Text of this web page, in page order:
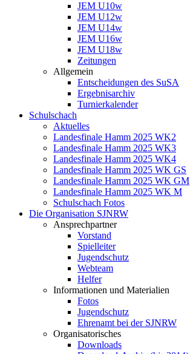
JEM U10w
JEM U12w
JEM U14w
JEM U16w
JEM U18w
Zeitungen
Allgemein
Entscheidungen des SuSA
Ergebnisarchiv
Turnierkalender
Schulschach
Aktuelles
Landesfinale Hamm 2025 WK2
Landesfinale Hamm 2025 WK3
Landesfinale Hamm 2025 WK4
Landesfinale Hamm 2025 WK GS
Landesfinale Hamm 2025 WK GM
Landesfinale Hamm 2025 WK M
Schulschach Fotos
Die Organisation SJNRW
Ansprechpartner
Vorstand
Spielleiter
Jugendschutz
Webteam
Helfer
Informationen und Materialien
Fotos
Jugendschutz
Ehrenamt bei der SJNRW
Organisatorisches
Downloads